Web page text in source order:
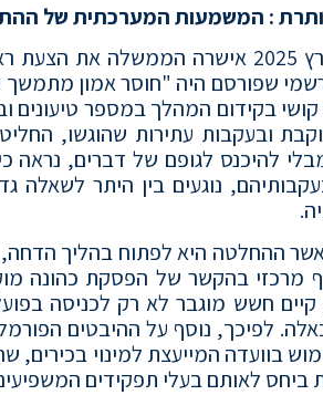
: המשמעות המערכתית של
בחודש מרץ 2025 אישרה
שפורסם היה "חוסר אמון מתמשך
בקידום המהלך במספר טיעונים
ובעקבות עתירות שהוגשו,
להיכנס לגופם של דברים, נראה
נוגעים בין היתר
ההחלטה היא לפתוח בהליך
מרכזי בהקשר של הפסקת כהונה
חשש מוגבר לא רק לכניסה
לפיכך, נוסף על ההיבטים
בוועדה המייעצת למינוי בכירים,
ביחס לאותם בעלי תפקידים